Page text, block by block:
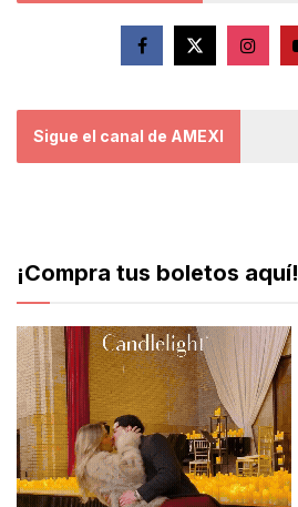
Sigue el canal de AMEXI
¡Compra tus boletos aquí!